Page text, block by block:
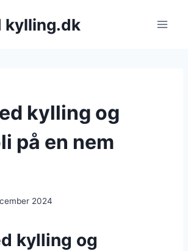
kylling.dk
kylling og
på en nem
2024
kylling og